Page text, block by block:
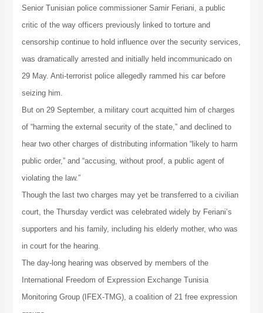
Senior Tunisian police commissioner Samir Feriani, a public
critic of the way officers previously linked to torture and
censorship continue to hold influence over the security services,
was dramatically arrested and initially held incommunicado on
29 May. Anti-terrorist police allegedly rammed his car before
seizing him.
But on 29 September, a military court acquitted him of charges
of “harming the external security of the state,” and declined to
hear two other charges of distributing information “likely to harm
public order,” and “accusing, without proof, a public agent of
violating the law.”
Though the last two charges may yet be transferred to a civilian
court, the Thursday verdict was celebrated widely by Feriani’s
supporters and his family, including his elderly mother, who was
in court for the hearing.
The day-long hearing was observed by members of the
International Freedom of Expression Exchange Tunisia
Monitoring Group (IFEX-TMG), a coalition of 21 free expression